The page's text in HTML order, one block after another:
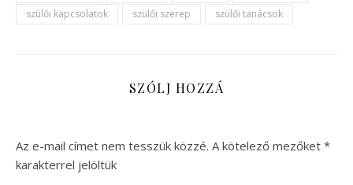
szülői kapcsolatok
szülői szerep szülői tanácsok
SZÓLJ HOZZÁ
Az e-mail címet nem tesszük közzé. A kötelező mezőket *
karakterrel jelöltük